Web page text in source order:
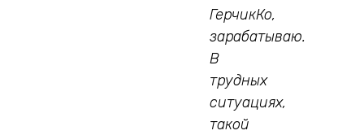
ГерчикКо,
зарабатываю.
В
трудных
ситуациях,
такой